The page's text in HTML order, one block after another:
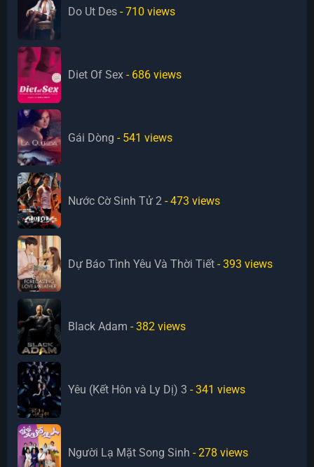
Do Ut Des - 710 views
Diet Of Sex - 686 views
Gái Dòng - 541 views
Nước Cờ Sinh Tử 2 - 473 views
Dự Báo Tình Yêu Và Thời Tiết - 393 views
Black Adam - 382 views
Yêu (Kết Hôn và Ly Dị) 3 - 341 views
Người Lạ Mặt Song Sinh - 278 views